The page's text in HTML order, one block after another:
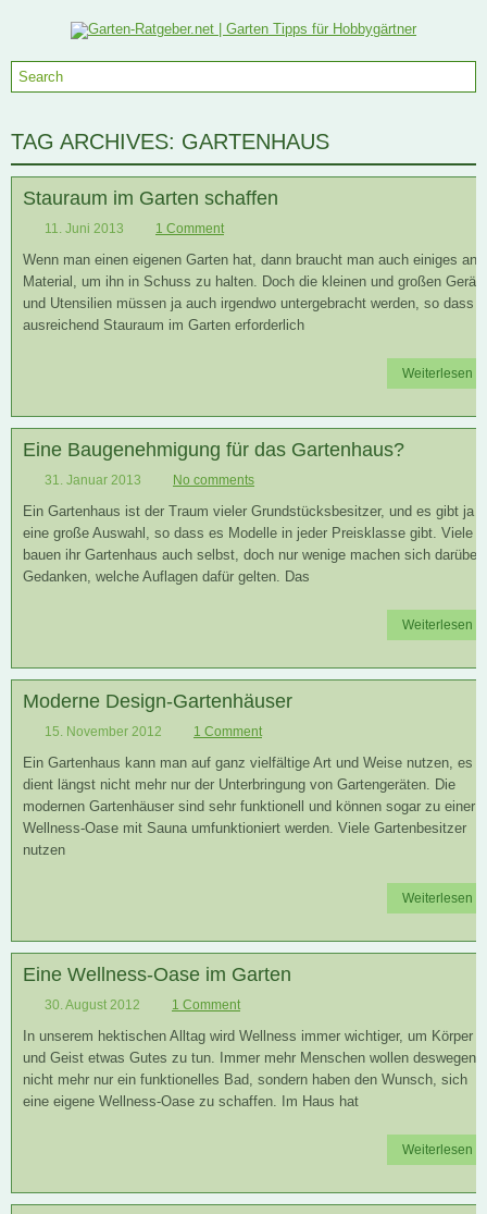
TAG ARCHIVES: GARTENHAUS
Stauraum im Garten schaffen
11. Juni 2013 1 Comment
Wenn man einen eigenen Garten hat, dann braucht man auch einiges an
Material, um ihn in Schuss zu halten. Doch die kleinen und großen Geräte
und Utensilien müssen ja auch irgendwo untergebracht werden, so dass
ausreichend Stauraum im Garten erforderlich
Weiterlesen
Eine Baugenehmigung für das Gartenhaus?
31. Januar 2013 No comments
Ein Gartenhaus ist der Traum vieler Grundstücksbesitzer, und es gibt ja
eine große Auswahl, so dass es Modelle in jeder Preisklasse gibt. Viele
bauen ihr Gartenhaus auch selbst, doch nur wenige machen sich darüber
Gedanken, welche Auflagen dafür gelten. Das
Weiterlesen
Moderne Design-Gartenhäuser
15. November 2012 1 Comment
Ein Gartenhaus kann man auf ganz vielfältige Art und Weise nutzen, es
dient längst nicht mehr nur der Unterbringung von Gartengeräten. Die
modernen Gartenhäuser sind sehr funktionell und können sogar zu einer
Wellness-Oase mit Sauna umfunktioniert werden. Viele Gartenbesitzer
nutzen
Weiterlesen
Eine Wellness-Oase im Garten
30. August 2012 1 Comment
In unserem hektischen Alltag wird Wellness immer wichtiger, um Körper
und Geist etwas Gutes zu tun. Immer mehr Menschen wollen deswegen
nicht mehr nur ein funktionelles Bad, sondern haben den Wunsch, sich
eine eigene Wellness-Oase zu schaffen. Im Haus hat
Weiterlesen